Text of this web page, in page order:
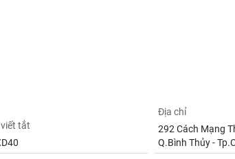
viết tắt
Địa chỉ
292 Cách Mạng
Q.Bình Thủy -